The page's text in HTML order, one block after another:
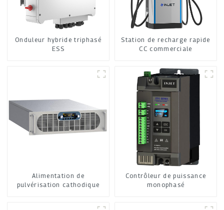
Onduleur hybride triphasé
ESS
Station de recharge rapide
CC commerciale
Alimentation de
pulvérisation cathodique
Contrôleur de puissance
monophasé